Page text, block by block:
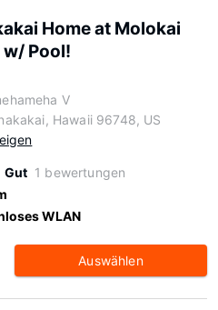
Home at Molokai
Pool!
V
Hawaii 96748, US
Gut 1 bewertungen
WLAN
Auswählen